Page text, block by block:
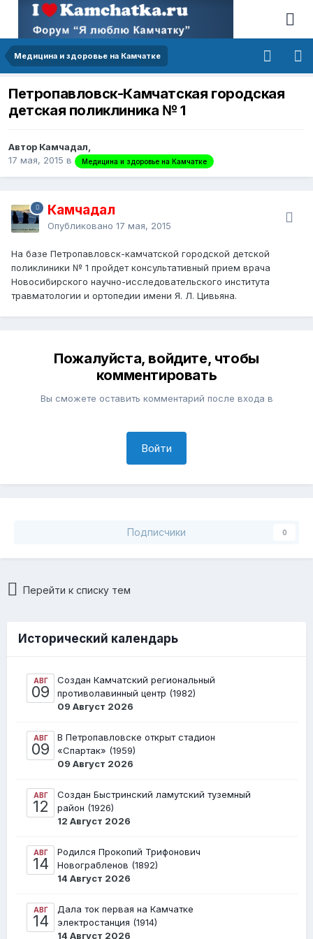
Медицина и здоровье на Камчатке
Петропавловск-Камчатская городская
детская поликлиника № 1
Автор Камчадал,
17 мая, 2015 в Медицина и здоровье на Камчатке
Камчадал
Опубликовано 17 мая, 2015
На базе Петропавловск-камчатской городской детской
поликлиники № 1 пройдет консультативный прием врача
Новосибирского научно-исследовательского института
травматологии и ортопедии имени Я. Л. Цивьяна.
Пожалуйста, войдите, чтобы
комментировать
Вы сможете оставить комментарий после входа в
Войти
Подписчики 0
Перейти к списку тем
Исторический календарь
АВГ
09
Создан Камчатский региональный
противолавинный центр (1982)
09 Август 2026
АВГ
09
В Петропавловске открыт стадион
«Спартак» (1959)
09 Август 2026
АВГ
12
Создан Быстринский ламутский туземный
район (1926)
12 Август 2026
АВГ
14
Родился Прокопий Трифонович
Новограбленов (1892)
14 Август 2026
АВГ
14
Дала ток первая на Камчатке
электростанция (1914)
14 Август 2026